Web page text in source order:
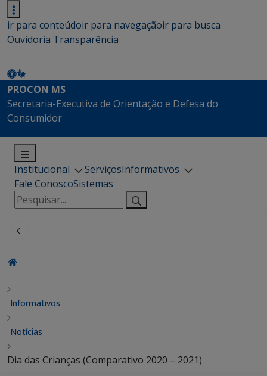
ir para conteúdoir para navegaçãoir para busca
Ouvidoria Transparência
PROCON MS
Secretaria-Executiva de Orientação e Defesa do
Consumidor
Institucional ServiçosInformativos
Fale ConoscoSistemas
Pesquisar
por:
Informativos
Notícias
Dia das Crianças (Comparativo 2020 – 2021)